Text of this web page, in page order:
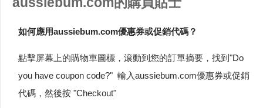
如何應用aussiebum.com優惠券或促銷代碼？
點擊屏幕上的購物車圖標，滾動到您的訂單摘要，找到"Do
you have coupon code?" 輸入aussiebum.com優惠券或促銷
代碼，然後按 "Checkout"